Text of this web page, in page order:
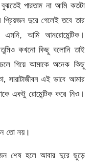
পারতাম না আমি কতটা
প্রিয়জন দুরে গেলেই তবে তার
আমি আনরোমেন্টিক।
কখনো কিছু বলোনি তাই
গিয়ে আমাকে অনেক কিছু
সারাটাজীবন এই ভাবে আমার
একটু রোমেন্টিক করে নিও।
তো নয়।
শেষ হলে আবার দুরে ছুড়ে